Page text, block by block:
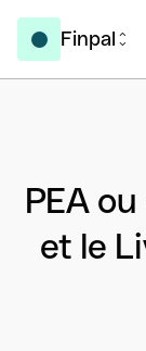
Finpal
PEA
et le